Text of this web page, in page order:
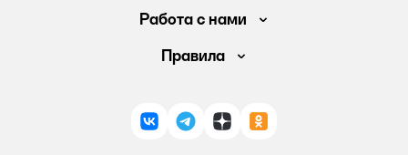
Доставка и оплата
Промокоды
Магазины
Работа с нами
Вакансии
Правила
Политика конфиденциальности
ВКонтакте
TelegramДзен Одноклассники